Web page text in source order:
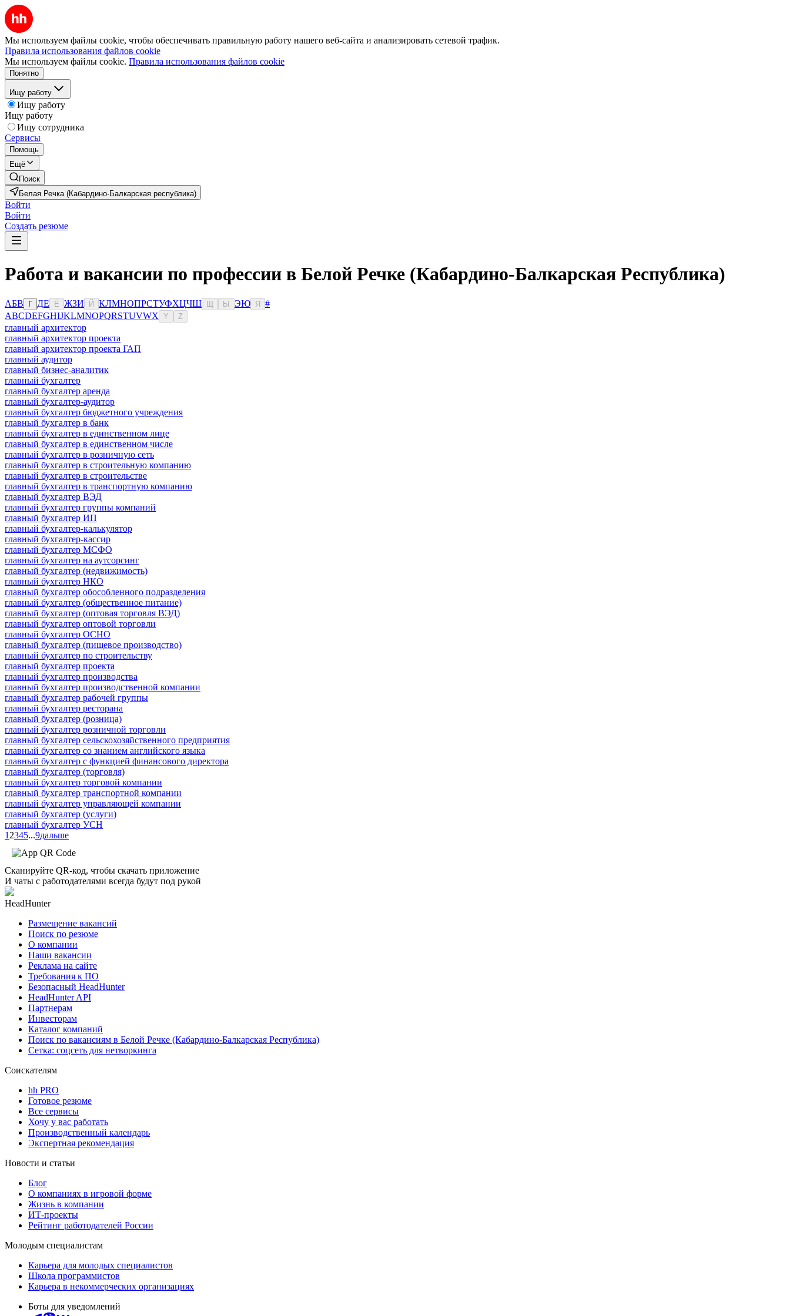
Мы используем файлы cookie, чтобы обеспечивать правильную работу нашего веб-сайта и анализировать сетевой трафик.
Правила использования файлов cookie
Мы используем файлы cookie. Правила использования файлов cookie
Понятно
Ищу работу
Ищу работу
Ищу работу
Ищу сотрудника
Сервисы
Помощь
Ещё
Поиск
Белая Речка (Кабардино-Балкарская республика)
Войти
Войти
Создать резюме
Работа и вакансии по профессии в Белой Речке (Кабардино-Балкарская Республика)
АБВ Г ДЕ Ё ЖЗИ Й КЛМНОПРСТУФХЦЧШ Ы ЭЮ Я
#
ABCDEFGHIJKLMNOPQRSTUVWX Y Z
главный архитектор
главный архитектор проекта
главный архитектор проекта ГАП
главный аудитор
главный бизнес-аналитик
главный бухгалтер
главный бухгалтер аренда
главный бухгалтер-аудитор
главный бухгалтер бюджетного учреждения
главный бухгалтер в банк
главный бухгалтер в единственном лице
главный бухгалтер в единственном числе
главный бухгалтер в розничную сеть
главный бухгалтер в строительную компанию
главный бухгалтер в строительстве
главный бухгалтер в транспортную компанию
главный бухгалтер ВЭД
главный бухгалтер группы компаний
главный бухгалтер ИП
главный бухгалтер-калькулятор
главный бухгалтер-кассир
главный бухгалтер МСФО
главный бухгалтер на аутсорсинг
главный бухгалтер (недвижимость)
главный бухгалтер НКО
главный бухгалтер обособленного подразделения
главный бухгалтер (общественное питание)
главный бухгалтер (оптовая торговля ВЭД)
главный бухгалтер оптовой торговли
главный бухгалтер ОСНО
главный бухгалтер (пищевое производство)
главный бухгалтер по строительству
главный бухгалтер проекта
главный бухгалтер производства
главный бухгалтер производственной компании
главный бухгалтер рабочей группы
главный бухгалтер ресторана
главный бухгалтер (розница)
главный бухгалтер розничной торговли
главный бухгалтер сельскохозяйственного предприятия
главный бухгалтер со знанием английского языка
главный бухгалтер с функцией финансового директора
главный бухгалтер (торговля)
главный бухгалтер торговой компании
главный бухгалтер транспортной компании
главный бухгалтер управляющей компании
главный бухгалтер (услуги)
главный бухгалтер УСН
1 2345...9дальше
Сканируйте QR-код, чтобы скачать приложение
И чаты с работодателями всегда будут под рукой
HeadHunter
Размещение вакансий
Поиск по резюме
О компании
Наши вакансии
Реклама на сайте
Требования к ПО
Безопасный HeadHunter
HeadHunter API
Партнерам
Инвесторам
Каталог компаний
Поиск по вакансиям в Белой Речке (Кабардино-Балкарская Республика)
Сетка: соцсеть для нетворкинга
Соискателям
hh PRO
Готовое резюме
Все сервисы
Хочу у вас работать
Производственный календарь
Экспертная рекомендация
Новости и статьи
Блог
О компаниях в игровой форме
Жизнь в компании
ИТ-проекты
Рейтинг работодателей России
Молодым специалистам
Карьера для молодых специалистов
Школа программистов
Карьера в некоммерческих организациях
Боты для уведомлений